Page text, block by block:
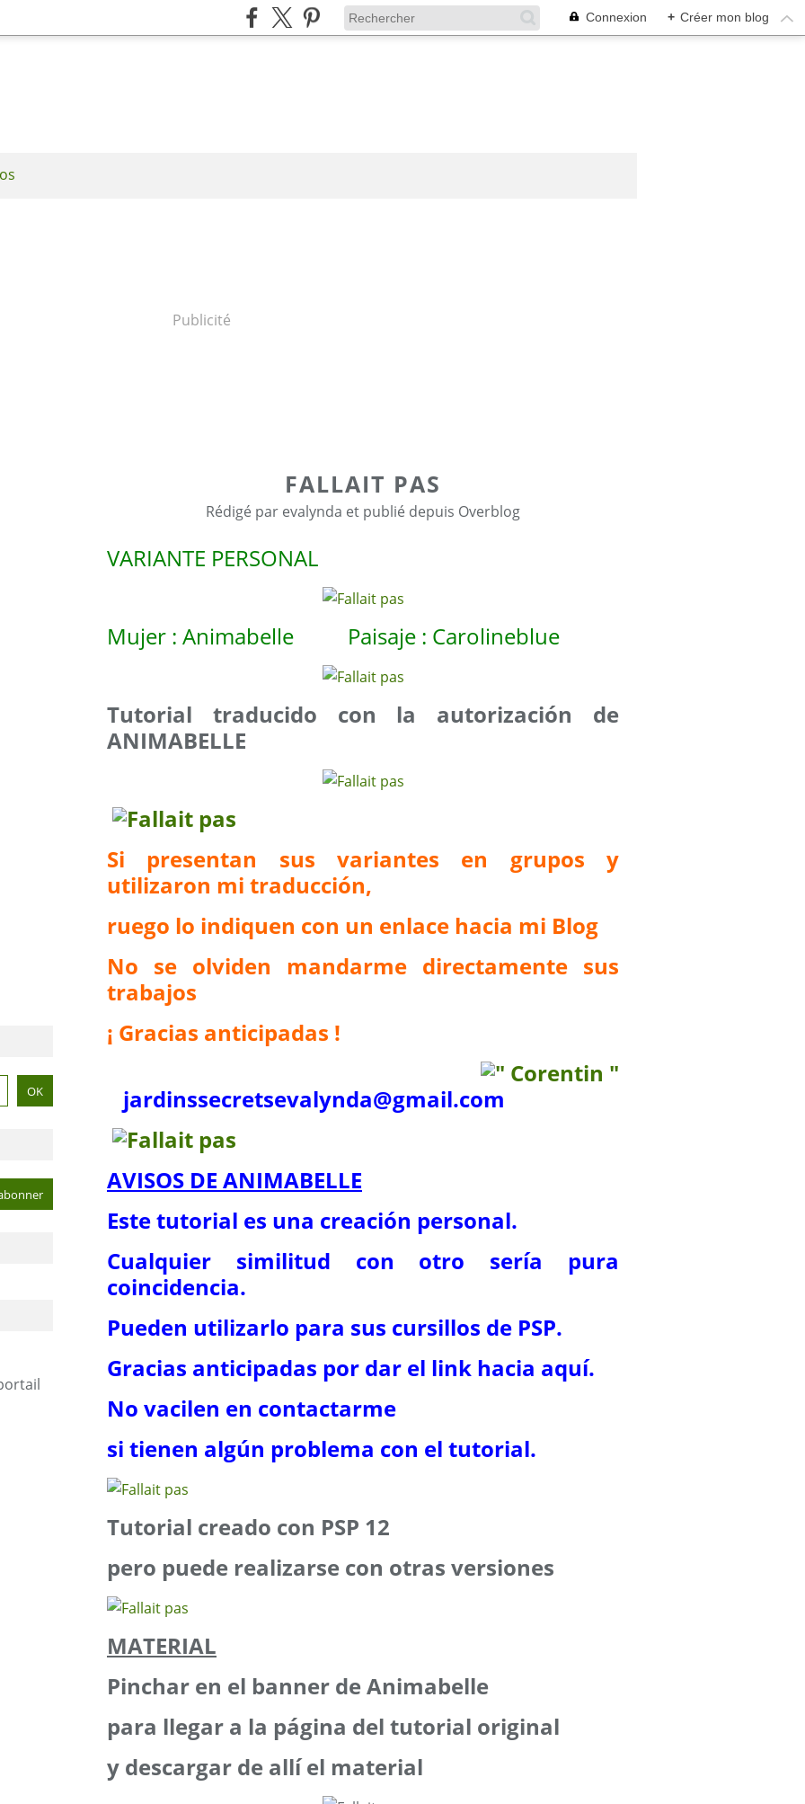
Connexion + Créer mon blog
Publicité
FALLAIT PAS
Rédigé par evalynda et publié depuis Overblog
VARIANTE PERSONAL
Mujer : Animabelle Paisaje : Carolineblue
Tutorial traducido con la autorización de
ANIMABELLE
Si presentan sus variantes en grupos y
utilizaron mi traducción,
ruego lo indiquen con un enlace hacia mi Blog
No se olviden mandarme directamente sus
trabajos
¡ Gracias anticipadas !
jardinssecretsevalynda@gmail.com
AVISOS DE ANIMABELLE
Este tutorial es una creación personal.
Cualquier similitud con otro sería pura
coincidencia.
Pueden utilizarlo para sus cursillos de PSP.
Gracias anticipadas por dar el link hacia aquí.
No vacilen en contactarme
si tienen algún problema con el tutorial.
Tutorial creado con PSP 12
pero puede realizarse con otras versiones
MATERIAL
Pinchar en el banner de Animabelle
para llegar a la página del tutorial original
y descargar de allí el material